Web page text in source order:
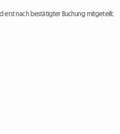
erst nach bestätigter Buchung mitgeteilt.